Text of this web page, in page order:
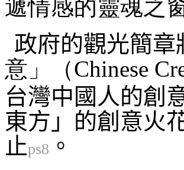
遞情感的靈魂之
政府的觀光簡章
意」（Chinese
台灣中國人的創
東方」的創意火
止ps8 。